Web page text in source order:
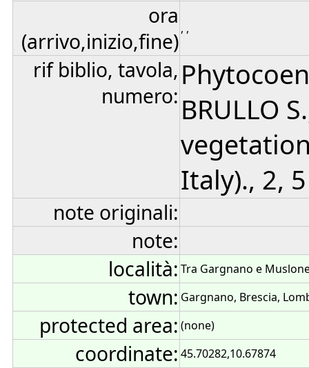
ora
(arrivo,inizio,fine), ,
rif biblio, tavola,
numero: BRULLO
Italy)., 2, 5
note originali:
note:
località: Tra Gargnano e
town: Gargnano, Brescia,
protected area: (none)
coordinate: 45.70282,10.67874